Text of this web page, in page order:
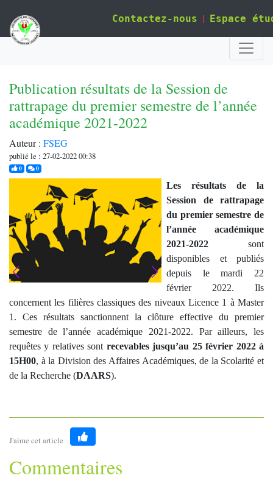
Contactez-nous | Espace
Publication résultats de la Session de
rattrapage du premier semestre de l’année
académique 2021-2022
Auteur : FSEG
publié le : 27-02-2022 00:38
0j'aime0commentaires
Les résultats de la
Session de rattrapage
du premier semestre de
l’année académique
2021-2022 sont
disponibles et publiés
depuis le mardi 22
février 2022. Ils
concernent les filières classiques des niveaux Licence 1 à Master
1. Ces résultats sanctionnent la clôture effective du premier
semestre de l’année académique 2021-2022. Par ailleurs, les
requêtes y relatives sont recevables jusqu’au 25 février 2022 à
15H00, à la Division des Affaires Académiques, de la Scolarité et
de la Recherche (DAARS).
J'aime cet article
Like
Commentaires